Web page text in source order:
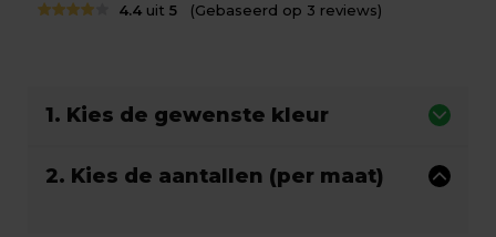
4.4 uit5 (Gebaseerd op 3 reviews)
1. Kies de gewenste kleur
2. Kies de aantallen (per maat)